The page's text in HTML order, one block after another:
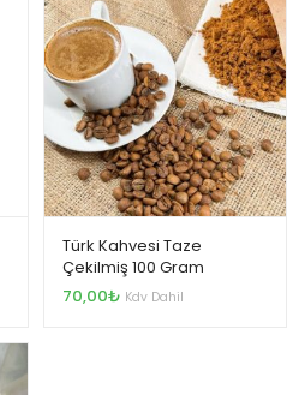
Türk Kahvesi Taze
Çekilmiş 100 Gram
70,00₺ Kdv Dahil